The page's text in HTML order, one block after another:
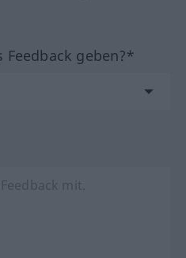
Feedback geben?*